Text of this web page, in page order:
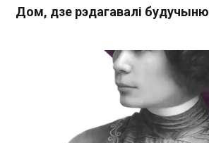
Дом, дзе рэдагавалі будучыню